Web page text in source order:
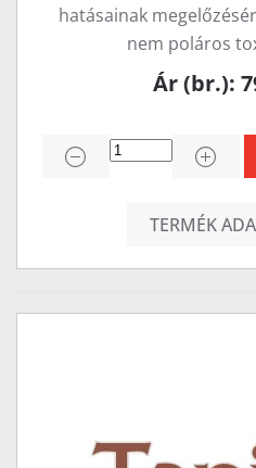
hatásainak
nem poláros
Ár (br.):
TERMÉK